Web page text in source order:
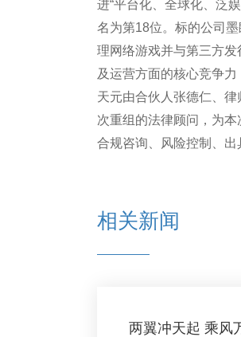
进“平台化、全球化、泛
名为第18位。标的公司
理网络游戏并与第三方
及运营方面的核心竞争
天元由合伙人张德仁、
次重组的法律顾问，为
合规咨询、风险控制、出
相关新闻
两翼冲天起 乘风